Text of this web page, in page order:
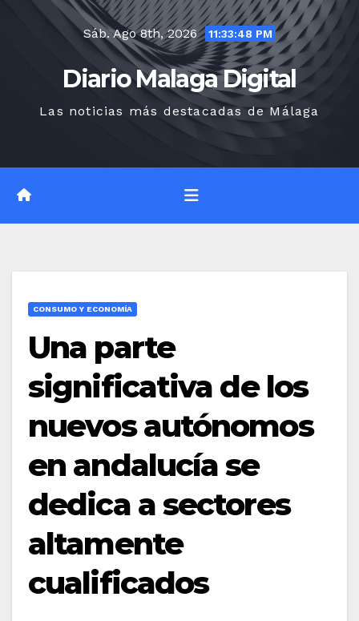
Sáb. Ago 8th, 2026 11:33:49 PM
Diario Malaga Digital
Las noticias más destacadas de Málaga
CONSUMO Y ECONOMÍA
Una parte
significativa de los
nuevos autónomos
en andalucía se
dedica a sectores
altamente
cualificados